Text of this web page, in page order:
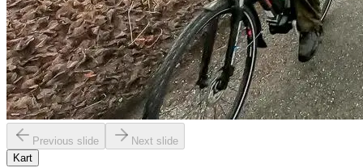
Previous slide
Next slide
Kart